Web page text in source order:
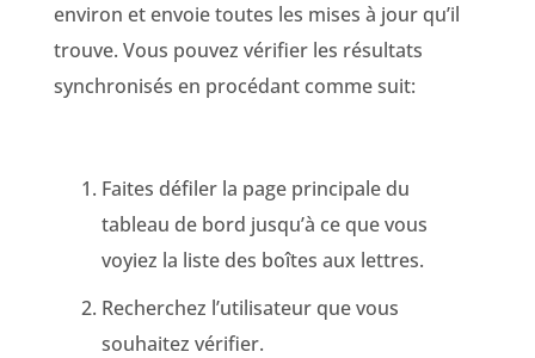
environ et envoie toutes les mises à jour qu’il
trouve. Vous pouvez vérifier les résultats
synchronisés en procédant comme suit:
Faites défiler la page principale du
tableau de bord jusqu’à ce que vous
voyiez la liste des boîtes aux lettres.
Recherchez l’utilisateur que vous
souhaitez vérifier.